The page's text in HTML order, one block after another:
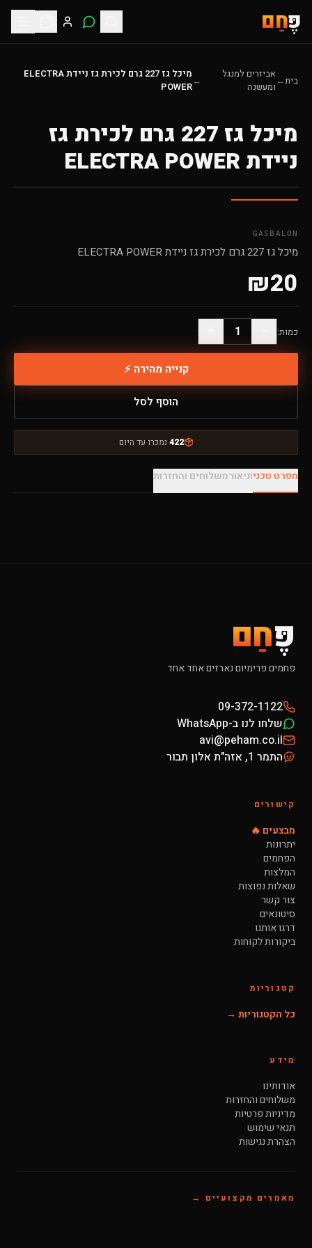
פֶּחָם
בית← אביזרים למנגל
ומעשנה
←
מיכל גז 227 גרם לכירת גז ניידת ELECTRA
POWER
מיכל גז 227 גרם לכירת גז
ניידת ELECTRA POWER
GASBALON
מיכל גז 227 גרם לכירת גז ניידת ELECTRA POWER
₪20
כמות: 1
קנייה מהירה ⚡
הוסף לסל
422 נמכרו עד היום
מפרט טכניתיאורמשלוחים והחזרות
פֶּחָם
פחמים פרימיום נארזים אחד אחד
09-372-1122
שלחו לנו ב-WhatsApp
avi@peham.co.il
התמר 1, אזה"ת אלון תבור
קישורים
מבצעים 🔥
יתרונות
הפחמים
המלצות
שאלות נפוצות
צור קשר
סיטונאים
דרגו אותנו
ביקורות לקוחות
קטגוריות
כל הקטגוריות →
מידע
אודותינו
משלוחים והחזרות
מדיניות פרטיות
תנאי שימוש
הצהרת נגישות
מאמרים מקצועיים →